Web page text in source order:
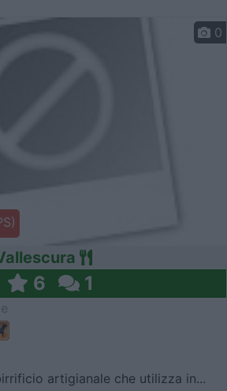
0
6 1
artigianale che utilizza in...